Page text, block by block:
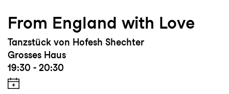
From England with Love
Tanzstück von Hofesh Shechter
Grosses Haus
19:30 - 20:30